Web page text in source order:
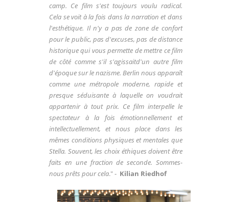
camp. Ce film s'est toujours voulu radical.
Cela se voit à la fois dans la narration et dans
l'esthétique. Il n'y a pas de zone de confort
pour le public, pas d'excuses, pas de distance
historique qui vous permette de mettre ce film
de côté comme s'il s'agissaitd'un autre film
d'époque sur le nazisme. Berlin nous apparaît
comme une métropole moderne, rapide et
presque séduisante à laquelle on voudrait
appartenir à tout prix. Ce film interpelle le
spectateur à la fois émotionnellement et
intellectuellement, et nous place dans les
mêmes conditions physiques et mentales que
Stella. Souvent, les choix éthiques doivent être
faits en une fraction de seconde. Sommes-
nous prêts pour cela." - Kilian Riedhof